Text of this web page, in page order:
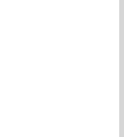
风冷机手提式固化